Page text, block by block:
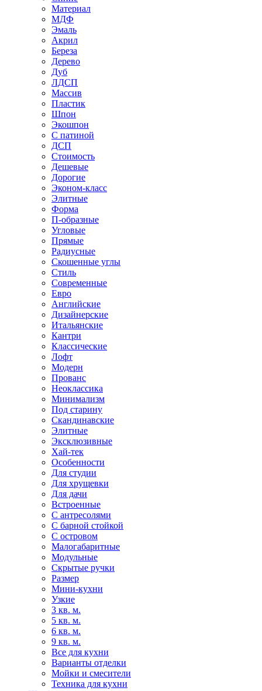
Материал
МДФ
Эмаль
Акрил
Береза
Дерево
Дуб
ЛДСП
Массив
Пластик
Шпон
Экошпон
С патиной
ДСП
Стоимость
Дешевые
Дорогие
Эконом-класс
Элитные
Форма
П-образные
Угловые
Прямые
Радиусные
Скошенные углы
Стиль
Современные
Евро
Английские
Дизайнерские
Итальянские
Кантри
Классические
Лофт
Модерн
Прованс
Неоклассика
Минимализм
Под старину
Скандинавские
Элитные
Эксклюзивные
Хай-тек
Особенности
Для студии
Для хрущевки
Для дачи
Встроенные
С антресолями
С барной стойкой
С островом
Малогабаритные
Модульные
Скрытые ручки
Размер
Мини-кухни
Узкие
3 кв. м.
5 кв. м.
6 кв. м.
9 кв. м.
Все для кухни
Варианты отделки
Мойки и смесители
Техника для кухни